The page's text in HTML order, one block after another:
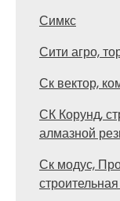
Симкс
Сити агро,
Ск вектор,
СК Корунд,
алмазной
Ск модус,